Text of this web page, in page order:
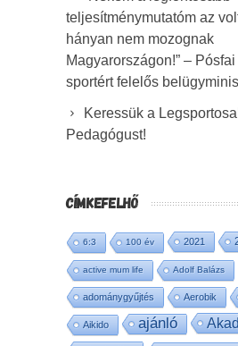
teljesítménymutatóm az
hányan nem mozognak
Magyarországon!” – Pósfai
sportért felelős
Keressük a
Pedagógust!
CÍMKEFELHŐ
6:3 100 év 2021
active mum life Adolf Balázs
adománygyűjtés Aerobik
Aikido ajánló